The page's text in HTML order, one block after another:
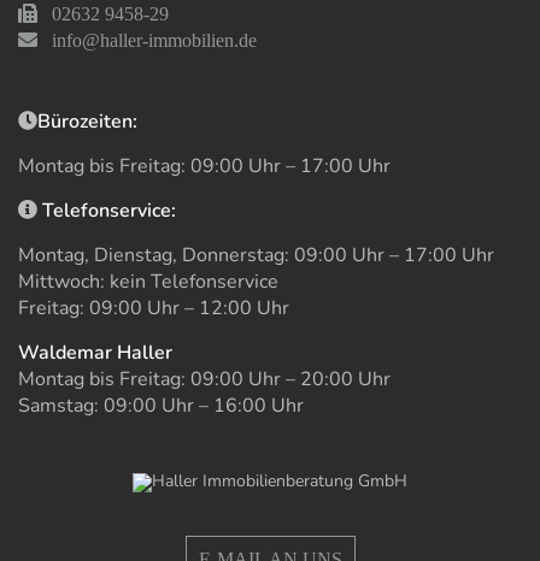
02632 9458-29
info@haller-immobilien.de
Bürozeiten:
Montag bis Freitag: 09:00 Uhr – 17:00 Uhr
Telefonservice:
Montag, Dienstag, Donnerstag: 09:00 Uhr – 17:00 Uhr
Mittwoch: kein Telefonservice
Freitag: 09:00 Uhr – 12:00 Uhr
Waldemar Haller
Montag bis Freitag: 09:00 Uhr – 20:00 Uhr
Samstag: 09:00 Uhr – 16:00 Uhr